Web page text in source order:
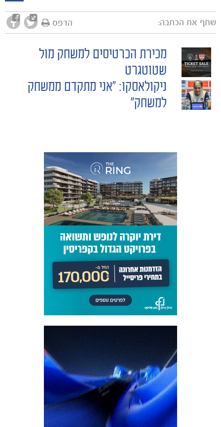
שתף את הכתבה: הדפס
POST
NAVIGATION
מכירת הכרטיסים למשחק מול
שטוטגרט
ניקולאסקו: "אני מתקדם ממשחק
למשחק"